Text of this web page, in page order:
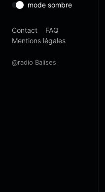
mode sombre
Contact
FAQ
Mentions légales
@radio Balises